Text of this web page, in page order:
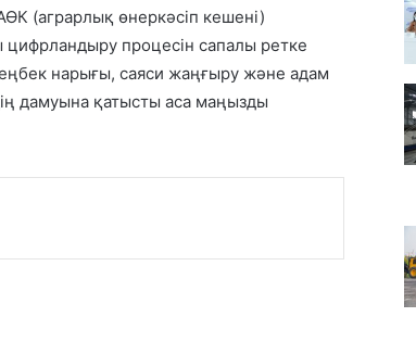
(аграрлық өнеркәсіп кешені)
процесін сапалы ретке
еңбек нарығы, саяси жаңғыру және адам
дамуына қатысты аса маңызды